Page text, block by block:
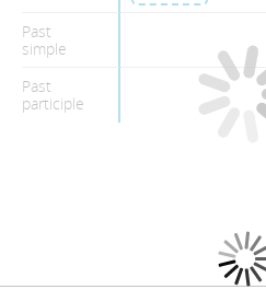
Past
simple
Past
participle